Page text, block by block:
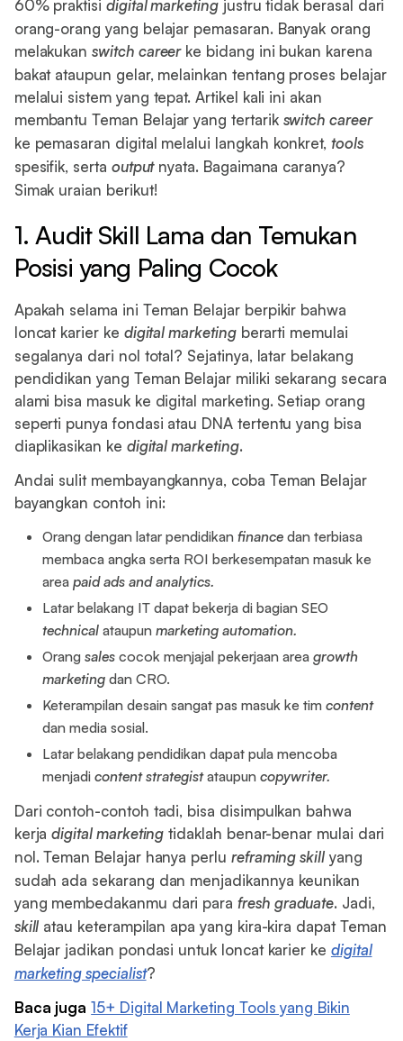
60% praktisi digital marketingjustru tidak berasal dari
orang-orang yang belajar pemasaran. Banyak orang
melakukanswitch careerke bidang ini bukan karena
bakat ataupun gelar, melainkan tentang proses belajar
melalui sistem yang tepat. Artikel kali ini akan
membantu Teman Belajar yang tertarik switch career
ke pemasaran digital melalui langkah konkret, tools
spesifik, serta outputnyata. Bagaimana caranya?
Simak uraian berikut!
1. Audit Skill Lama dan Temukan
Posisi yang Paling Cocok
Apakah selama ini Teman Belajar berpikir bahwa
loncat karier ke digital marketingberarti memulai
segalanya dari nol total? Sejatinya, latar belakang
pendidikan yang Teman Belajar miliki sekarang secara
alami bisa masuk ke digital marketing. Setiap orang
seperti punya fondasi atau DNA tertentu yang bisa
diaplikasikan ke digital marketing.
Andai sulit membayangkannya, coba Teman Belajar
bayangkan contoh ini:
Orang dengan latar pendidikanfinance dan terbiasa
membaca angka serta ROI berkesempatan masuk ke
areapaid ads and analytics.
Latar belakang IT dapat bekerja di bagian SEO
technical ataupunmarketing automation.
Orangsales cocok menjajal pekerjaan areagrowth
marketing dan CRO.
Keterampilan desain sangat pas masuk ke timcontent
dan media sosial.
Latar belakang pendidikan dapat pula mencoba
menjadicontent strategistataupuncopywriter.
Dari contoh-contoh tadi, bisa disimpulkan bahwa
kerjadigital marketing tidaklah benar-benar mulai dari
nol. Teman Belajar hanya perlu reframing skillyang
sudah ada sekarang dan menjadikannya keunikan
yang membedakanmu dari parafresh graduate. Jadi,
skill atau keterampilan apa yang kira-kira dapat Teman
Belajar jadikan pondasi untuk loncat karier ke digital
marketing specialist?
Baca juga 15+ Digital Marketing Tools yang Bikin
Kerja Kian Efektif